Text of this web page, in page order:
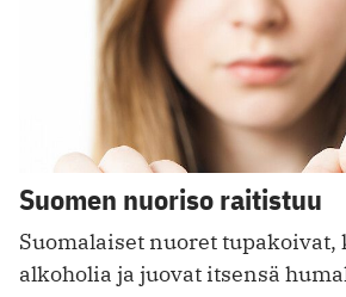
Suomen nuoriso raitistuu
Suomalaiset nuoret tupakoivat,
alkoholia ja juovat itsensä